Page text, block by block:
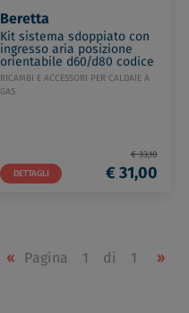
Beretta
Kit sistema sdoppiato con
ingresso aria posizione
orientabile d60/d80 codice
prod: 20134830
RICAMBI E ACCESSORI PER CALDAIE A
GAS
DETTAGLI
€ 33,10
€ 31,00
« Pagina 1 di 1 »